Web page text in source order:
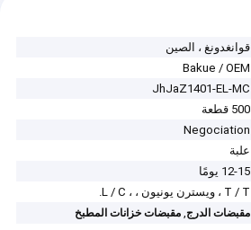
قوانغدونغ ، الصين
Bakue / OEM
JhJaZ1401-EL-MC
500 قطعة
Negociation
علبة
12-15 يومًا
T / T ، ويسترن يونيون ، ، L / C.
مقبضات الدرج,مقبضات خزانات المطبخ